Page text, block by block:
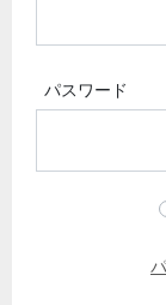
パスワード